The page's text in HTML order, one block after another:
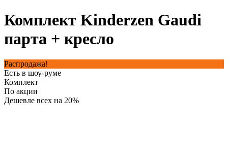
Комплект Kinderzen Gaudi
парта + кресло
Распродажа!
Есть в шоу-руме
Комплект
По акции
Дешевле всех на 20%